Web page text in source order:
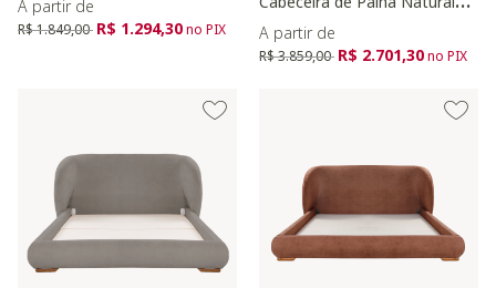
A partir de
Preço reduzido de
R$ 1.849,00 para
R$ 1.294,30no PIX
Mel
A partir de
Preço reduzido de
R$ 3.859,00 para
R$ 2.701,30no PIX